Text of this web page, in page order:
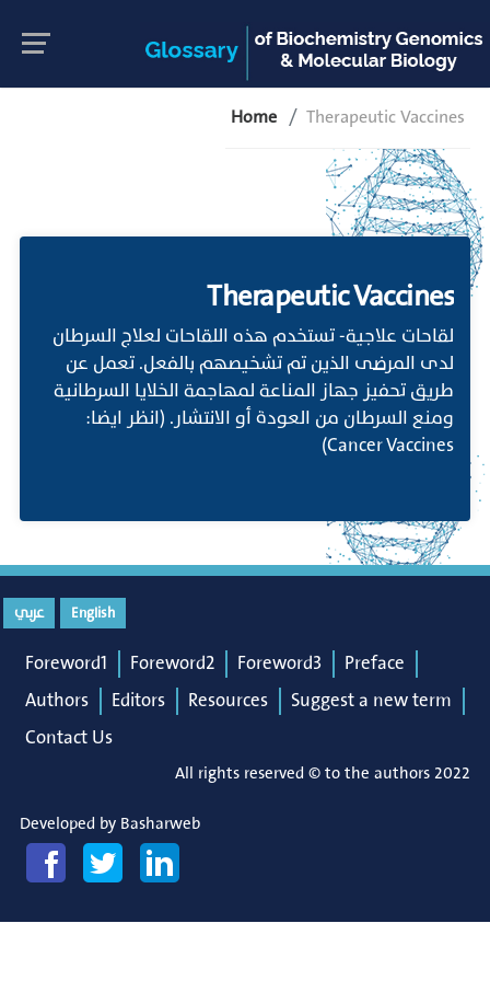
Home Therapeutic Vaccines
Therapeutic Vaccines
لقاحات علاجية- تستخدم هذه اللقاحات لعلاج السرطان
لدى المرضى الذين تم تشخيصهم بالفعل. تعمل عن
طريق تحفيز جهاز المناعة لمهاجمة الخلايا السرطانية
ومنع السرطان من العودة أو الانتشار. (انظر ايضا:
Cancer Vaccines)
English عربي
Foreword1 Foreword2 Foreword3
Preface
Authors
Editors Resources
Suggest a new term
Contact Us
All rights reserved © to the authors 2022
Developed by Basharweb